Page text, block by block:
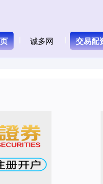
诚多网 交易配